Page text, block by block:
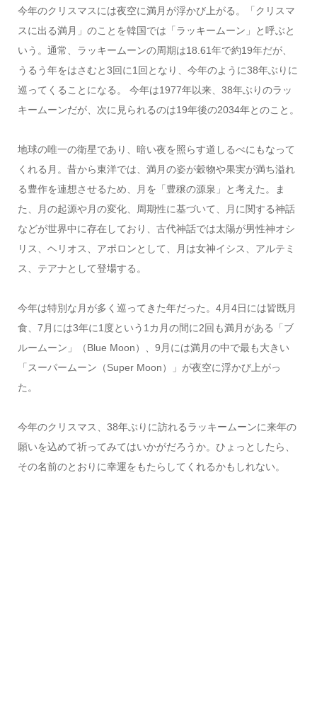
今年のクリスマスには夜空に満月が浮かび上がる。「クリスマ
スに出る満月」のことを韓国では「ラッキームーン」と呼ぶと
いう。通常、ラッキームーンの周期は18.61年で約19年だが、
うるう年をはさむと3回に1回となり、今年のように38年ぶりに
巡ってくることになる。 今年は1977年以来、38年ぶりのラッ
キームーンだが、次に見られるのは19年後の2034年とのこと。
地球の唯一の衛星であり、暗い夜を照らす道しるべにもなって
くれる月。昔から東洋では、満月の姿が穀物や果実が満ち溢れ
る豊作を連想させるため、月を「豊穣の源泉」と考えた。ま
た、月の起源や月の変化、周期性に基づいて、月に関する神話
などが世界中に存在しており、古代神話では太陽が男性神オシ
リス、ヘリオス、アポロンとして、月は女神イシス、アルテミ
ス、テアナとして登場する。
今年は特別な月が多く巡ってきた年だった。4月4日には皆既月
食、7月には3年に1度という1カ月の間に2回も満月がある「ブ
ルームーン」（Blue Moon）、9月には満月の中で最も大きい
「スーパームーン（Super Moon）」が夜空に浮かび上がっ
た。
今年のクリスマス、38年ぶりに訪れるラッキームーンに来年の
願いを込めて祈ってみてはいかがだろうか。ひょっとしたら、
その名前のとおりに幸運をもたらしてくれるかもしれない。